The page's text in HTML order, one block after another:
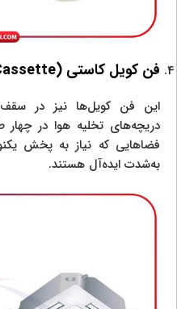
فن کویل کاستی (
این فن کویل‌ها نیز در
دریچه‌های تخلیه هوا در
فضاهایی که نیاز به پخش
به‌شدت ایده‌آل هستند.